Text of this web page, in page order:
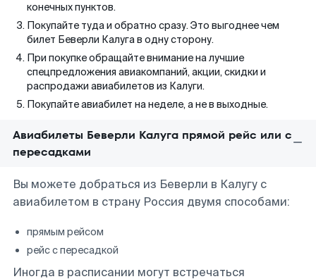
конечных пунктов.
Покупайте туда и обратно сразу. Это выгоднее чем
билет Беверли Калуга в одну сторону.
При покупке обращайте внимание на лучшие
спецпредложения авиакомпаний, акции, скидки и
распродажи авиабилетов из Калуги.
Покупайте авиабилет на неделе, а не в выходные.
Авиабилеты Беверли Калуга прямой рейс или с
пересадками
Вы можете добраться из Беверли в Калугу с
авиабилетом в страну Россия двумя способами:
прямым рейсом
рейс с пересадкой
Иногда в расписании могут встречаться